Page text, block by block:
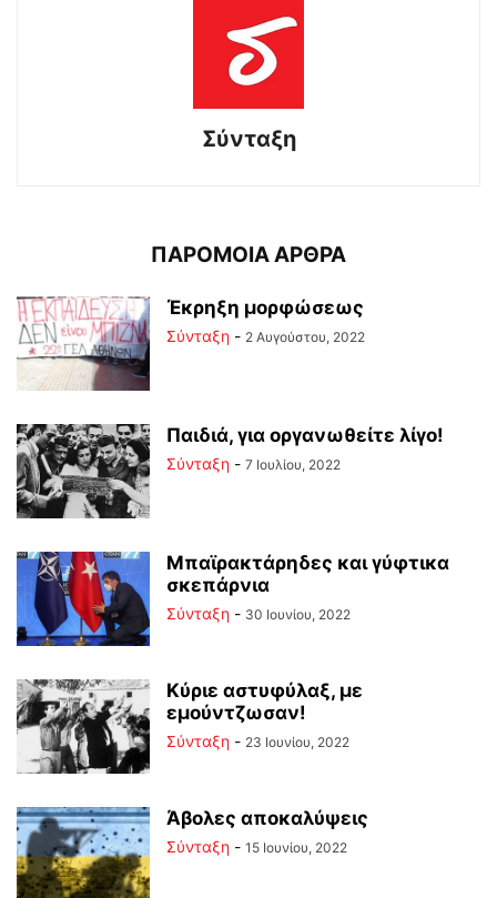
Σύνταξη
ΠΑΡΟΜΟΙΑ ΑΡΘΡΑ
Έκρηξη μορφώσεως
Σύνταξη - 2 Αυγούστου, 2022
Παιδιά, για οργανωθείτε λίγο!
Σύνταξη - 7 Ιουλίου, 2022
Μπαϊρακτάρηδες και γύφτικα
σκεπάρνια
Σύνταξη - 30 Ιουνίου, 2022
Κύριε αστυφύλαξ, με
εμούντζωσαν!
Σύνταξη - 23 Ιουνίου, 2022
Άβολες αποκαλύψεις
Σύνταξη - 15 Ιουνίου, 2022